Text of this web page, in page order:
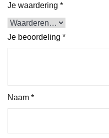
Je waardering *
Je beoordeling *
Naam *